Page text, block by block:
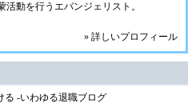
活動を行うエバンジェリスト。
» 詳しいプロフィール
-いわゆる退職ブログ